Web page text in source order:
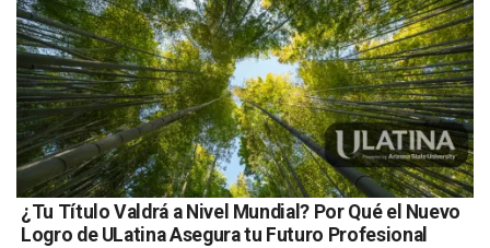
¿Tu Título Valdrá a Nivel Mundial? Por Qué el Nuevo
Logro de ULatina Asegura tu Futuro Profesional